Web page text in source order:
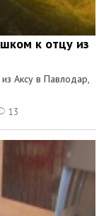
к отцу из
Аксу в Павлодар,
13